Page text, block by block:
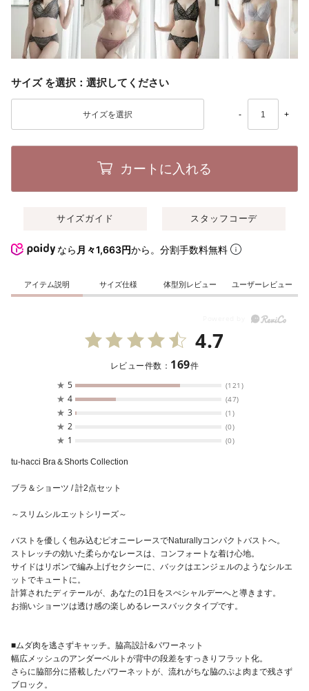
サイズ 選択してください
- +
カートに入れる
サイズガイド スタッフコーデ
なら 月々1,663円から。分割手数料無料
アイテム説明 サイズ仕様 体型別レビュー ユーザーレビュー
4.7
レビュー件数： 169件
★ 5 (121)
★ 4 (47)
★ 3 (1)
★ 2 (0)
★ 1 (0)
tu-hacci Bra＆Shorts Collection
ブラ＆ショーツ / 計2点セット
～スリムシルエットシリーズ～
バストを優しく包み込むピオニーレースでNaturallyコンパクトバストへ。
ストレッチの効いた柔らかなレースは、コンフォートな着け心地。
サイドはリボンで編み上げセクシーに、バックはエンジェルのようなシルエ
ットでキュートに。
計算されたディテールが、あなたの1日をスぺシャルデーへと導きます。
お揃いショーツは透け感の楽しめるレースバックタイプです。
■ムダ肉を逃さずキャッチ。脇高設計&パワーネット
幅広メッシュのアンダーベルトが背中の段差をすっきりフラット化。
さらに脇部分に搭載したパワーネットが、流れがちな脇のぷよ肉まで残さず
ブロック。